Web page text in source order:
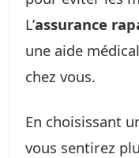
L’assurance
une aide
chez vous.
En choisissant
vous sentirez